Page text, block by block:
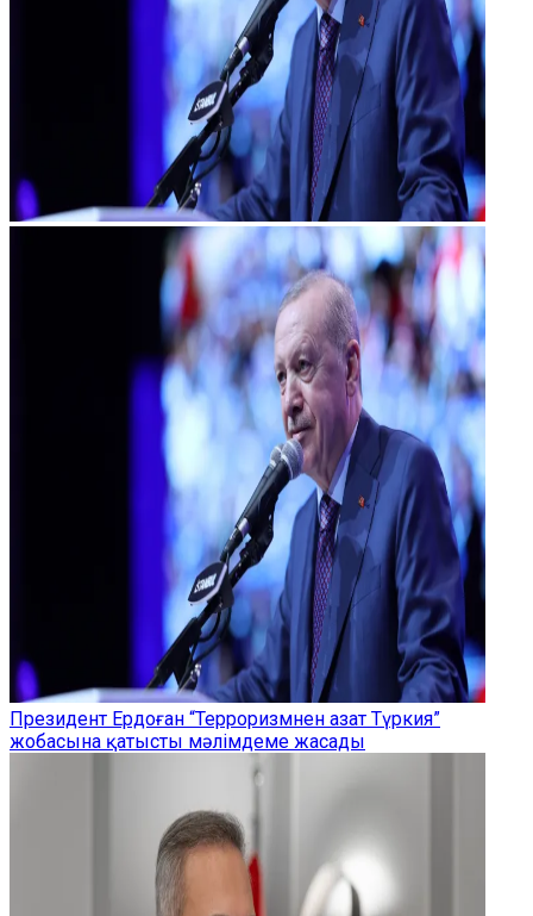
Президент Ердоған “Терроризмнен азат Түркия”
жобасына қатысты мәлімдеме жасады